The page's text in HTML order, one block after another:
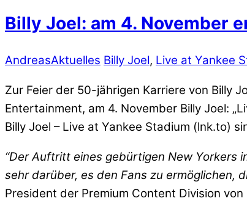
Billy Joel: am 4. November
AndreasAktuelles Billy Joel, Live at Yankee
Zur Feier der 50-jährigen Karriere von Billy
Entertainment, am 4. November Billy Joel:
Billy Joel – Live at Yankee Stadium (lnk.to)
“Der Auftritt eines gebürtigen New Yorkers
sehr darüber, es den Fans zu ermöglichen,
President der Premium Content Division